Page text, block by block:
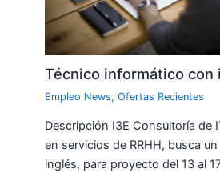
Técnico informático con
Empleo News,Ofertas Recientes
Descripción I3E Consultoría de
en servicios de RRHH, busca
inglés, para proyecto del 13 al